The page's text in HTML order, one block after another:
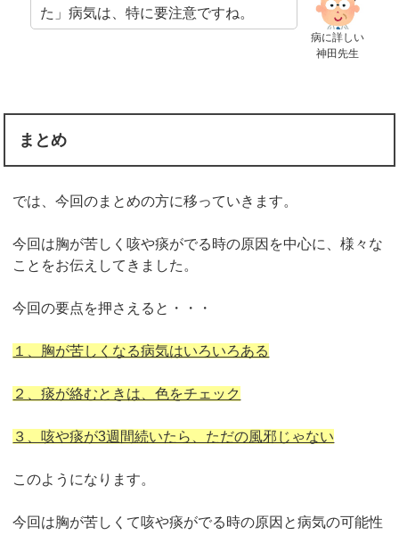
病に詳しい
神田先生
た」病気は、特に要注意ですね。
まとめ
では、今回のまとめの方に移っていきます。
今回は胸が苦しく咳や痰がでる時の原因を中心に、様々な
ことをお伝えしてきました。
今回の要点を押さえると・・・
１、胸が苦しくなる病気はいろいろある
２、痰が絡むときは、色をチェック
３、咳や痰が3週間続いたら、ただの風邪じゃない
このようになります。
今回は胸が苦しくて咳や痰がでる時の原因と病気の可能性